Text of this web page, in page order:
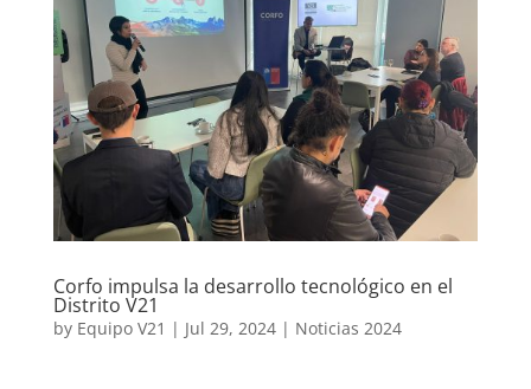
Corfo impulsa la desarrollo tecnológico en el
Distrito V21
by Equipo V21 | Jul 29, 2024| Noticias 2024